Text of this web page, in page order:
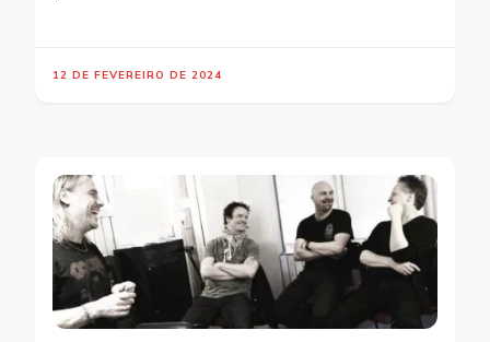
12 DE FEVEREIRO DE 2024